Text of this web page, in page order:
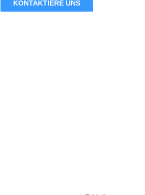
helfen dabei, Ihre vorgesehenen
KONTAKTIERE UNS